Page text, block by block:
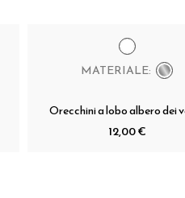
MATERIALE:
Orecchini a lobo albero dei
12,00 €